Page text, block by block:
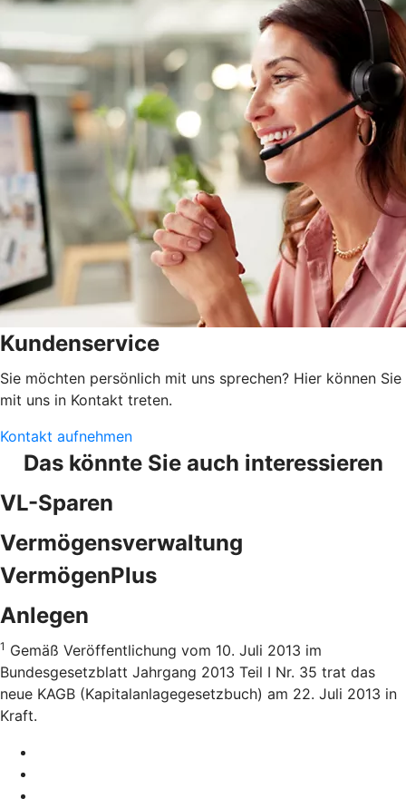
Kundenservice
Sie möchten persönlich mit uns sprechen? Hier können Sie
mit uns in Kontakt treten.
Kontakt aufnehmen
Das könnte Sie auch interessieren
VL-Sparen
Vermögensverwaltung
VermögenPlus
Anlegen
1 Gemäß Veröffentlichung vom 10. Juli 2013 im
Bundesgesetzblatt Jahrgang 2013 Teil I Nr. 35 trat das
neue KAGB (Kapitalanlagegesetzbuch) am 22. Juli 2013 in
Kraft.